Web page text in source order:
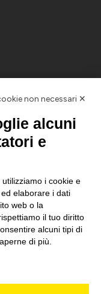
non necessari ✕
alcuni
e
i cookie e
elaborare i dati
web o la
il tuo diritto
alcuni tipi di
di più.